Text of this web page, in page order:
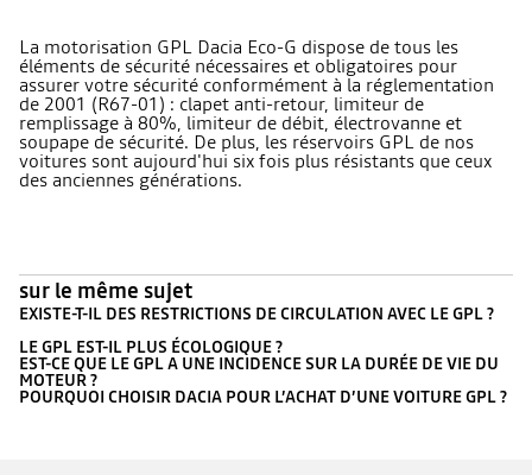
La motorisation GPL Dacia Eco-G dispose de tous les
éléments de sécurité nécessaires et obligatoires pour
assurer votre sécurité conformément à la réglementation
de 2001 (R67-01) : clapet anti-retour, limiteur de
remplissage à 80%, limiteur de débit, électrovanne et
soupape de sécurité. De plus, les réservoirs GPL de nos
voitures sont aujourd'hui six fois plus résistants que ceux
des anciennes générations.
sur le même sujet
EXISTE-T-IL DES RESTRICTIONS DE CIRCULATION AVEC LE GPL ?
LE GPL EST-IL PLUS ÉCOLOGIQUE ?
EST-CE QUE LE GPL A UNE INCIDENCE SUR LA DURÉE DE VIE DU
MOTEUR ?
POURQUOI CHOISIR DACIA POUR L’ACHAT D’UNE VOITURE GPL ?